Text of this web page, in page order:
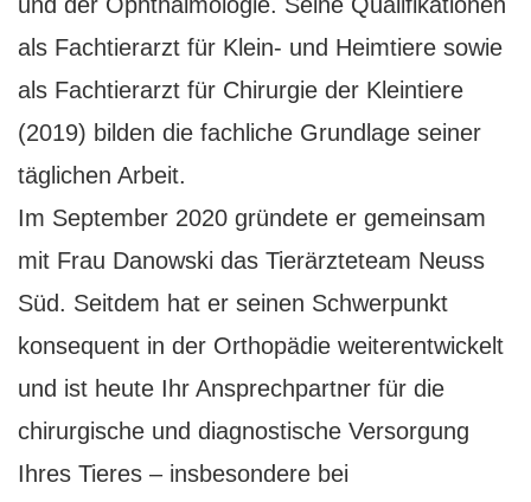
als Fachtierarzt für Klein- und Heimtiere sowie
als Fachtierarzt für Chirurgie der Kleintiere
(2019) bilden die fachliche Grundlage seiner
täglichen Arbeit.
Im September 2020 gründete er gemeinsam
mit Frau Danowski das Tierärzteteam Neuss
Süd. Seitdem hat er seinen Schwerpunkt
konsequent in der Orthopädie weiterentwickelt
und ist heute Ihr Ansprechpartner für die
chirurgische und diagnostische Versorgung
Ihres Tieres – insbesondere bei